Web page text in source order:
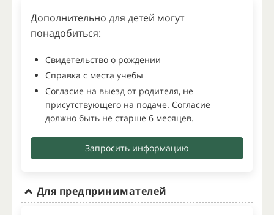
Дополнительно для детей могут
понадобиться:
Свидетельство о рождении
Справка с места учебы
Согласие на выезд от родителя, не
присутствующего на подаче. Согласие
должно быть не старше 6 месяцев.
Запросить информацию
Для предпринимателей